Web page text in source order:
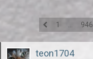
1 946
teon1704